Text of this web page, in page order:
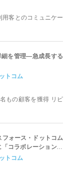
客とのコミュニケー
を管理―急成長する
トコム
もの顧客を獲得 リピ
ォース・ドットコム
コラボレーション・
会貢献」をテーマに
トコム